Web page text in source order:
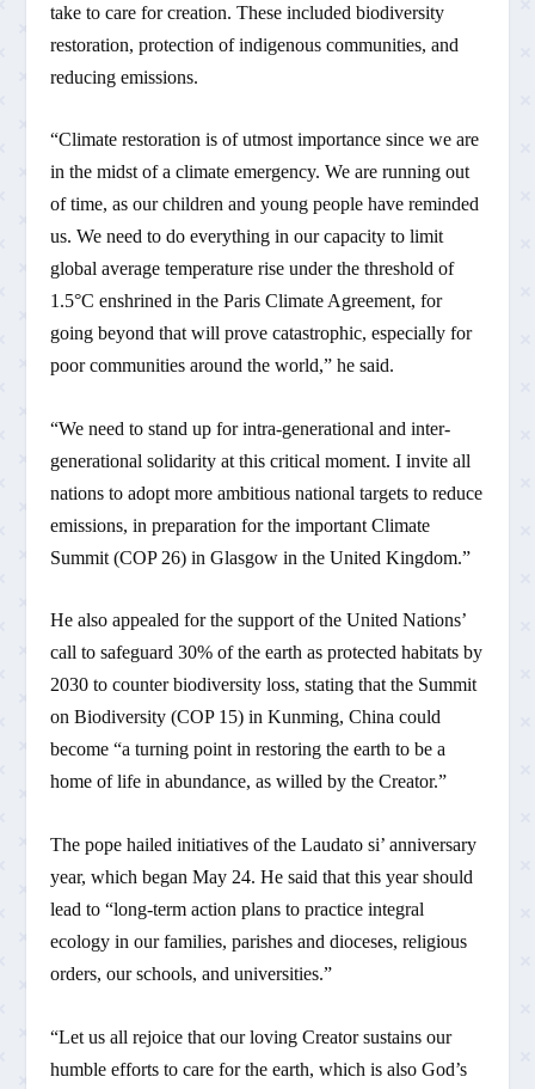
take to care for creation. These included biodiversity
restoration, protection of indigenous communities, and
reducing emissions.
“Climate restoration is of utmost importance since we are
in the midst of a climate emergency. We are running out
of time, as our children and young people have reminded
us. We need to do everything in our capacity to limit
global average temperature rise under the threshold of
1.5°C enshrined in the Paris Climate Agreement, for
going beyond that will prove catastrophic, especially for
poor communities around the world,” he said.
“We need to stand up for intra-generational and inter-
generational solidarity at this critical moment. I invite all
nations to adopt more ambitious national targets to reduce
emissions, in preparation for the important Climate
Summit (COP 26) in Glasgow in the United Kingdom.”
He also appealed for the support of the United Nations’
call to safeguard 30% of the earth as protected habitats by
2030 to counter biodiversity loss, stating that the Summit
on Biodiversity (COP 15) in Kunming, China could
become “a turning point in restoring the earth to be a
home of life in abundance, as willed by the Creator.”
The pope hailed initiatives of the Laudato si’ anniversary
year, which began May 24. He said that this year should
lead to “long-term action plans to practice integral
ecology in our families, parishes and dioceses, religious
orders, our schools, and universities.”
“Let us all rejoice that our loving Creator sustains our
humble efforts to care for the earth, which is also God’s